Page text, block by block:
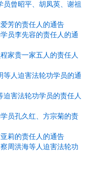
员曾昭平、胡凤英、谢祖
芳的责任人的通告
员李先容的责任人的通
家贵一家五人的责任人
等人迫害法轮功学员的通
迫害法轮功学员的责任人
员孔久红、方宗菊的责
莉的责任人的通告
周洪海等人迫害法轮功